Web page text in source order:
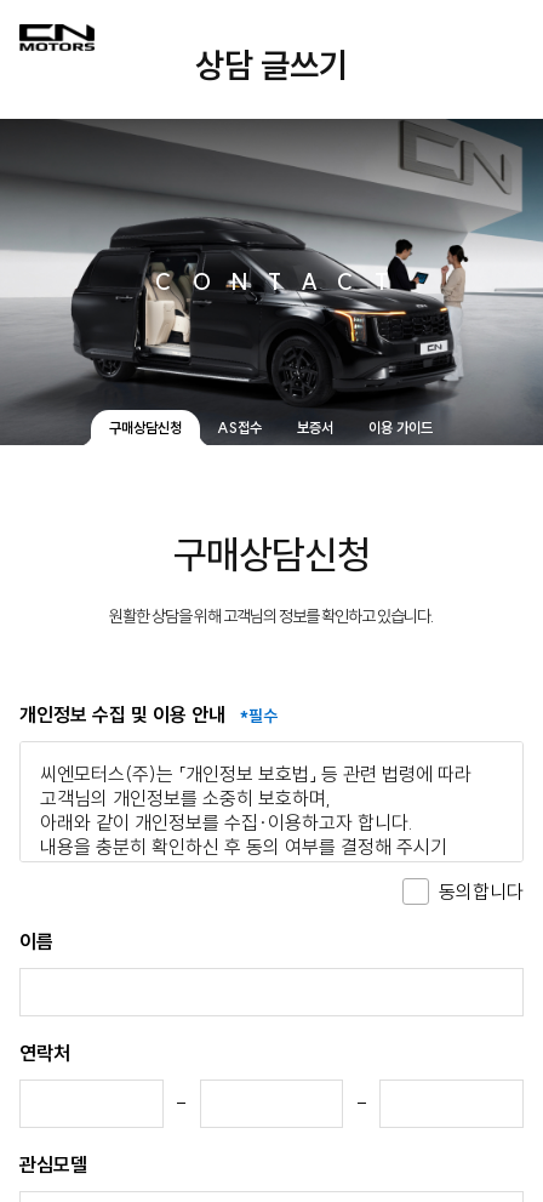
상담 글쓰기
CONTACT
구매상담신청 AS접수 보증서 이용 가이드
구매상담신청
원활한 상담을 위해 고객님의 정보를 확인하고 있습니다.
개인정보 수집 및 이용 안내
동의합니다
이름
연락처
- -
관심모델